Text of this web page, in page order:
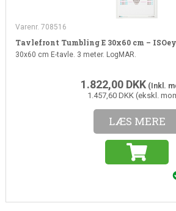
Varenr. 708516
Tavlefront Tumbling E 30x60 cm –
30x60 cm E-tavle. 3 meter. LogMAR.
1.822,00 DKK (Inkl.
1.457,60 DKK (ekskl.
LÆS MERE